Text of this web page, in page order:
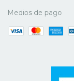
Medios de pago